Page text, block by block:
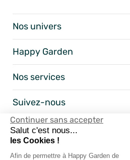
Continuer sans accepter
Salut c'est nous...
les Cookies !
Afin de permettre à Happy Garden de
Nos univers
Happy Garden
Nos services
Suivez-nous